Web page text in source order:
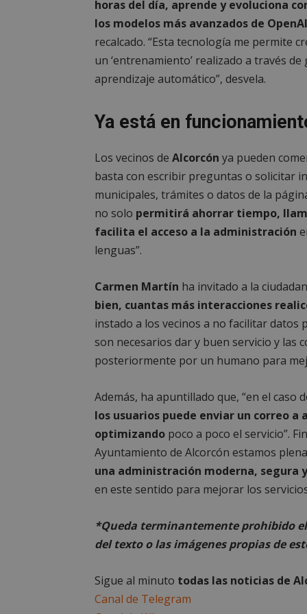
horas del día, aprende y evoluciona
los modelos más avanzados de OpenAI
recalcado. “Esta tecnología me permite
un ‘entrenamiento’ realizado a través
aprendizaje automático”, desvela.
Ya está en
Los vecinos de Alcorcón ya pueden
basta con escribir preguntas o solicitar
municipales, trámites o datos de la
no solo permitirá ahorrar tiempo,
facilita el acceso a la administración
lenguas”.
Carmen Martín ha invitado a la
bien, cuantas más interacciones
instado a los vecinos a no facilitar datos
son necesarios dar y buen servicio y las
posteriormente por un humano para
Además, ha apuntillado que, “en el caso
los usuarios puede enviar un correo a
optimizando poco a poco el servicio”.
Ayuntamiento de Alcorcón estamos
una administración moderna, segura
en este sentido para mejorar los
*Queda terminantemente prohibido
del texto o las imágenes propias de
Sigue al minuto todas las noticias de
Canal de Telegram
PHPSESSID
sp_landing
sp_t
__cf_bm
Nombre
__gpi
OAID
_ga_MP6BJ9ENMQ
Nombre
iutk
Nombre
__Secure-
ROLLOUT_TOKEN